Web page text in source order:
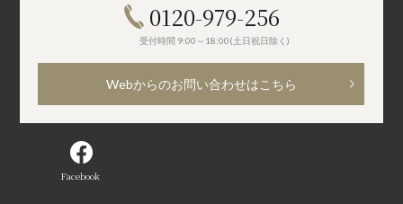
0120-979-256
受付時間 9:00～18:00(土日祝日除く)
Webからのお問い合わせはこちら
Facebook